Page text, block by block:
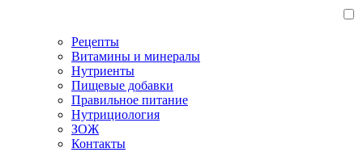
Рецепты
Витамины и минералы
Нутриенты
Пищевые добавки
Правильное питание
Нутрициология
ЗОЖ
Контакты